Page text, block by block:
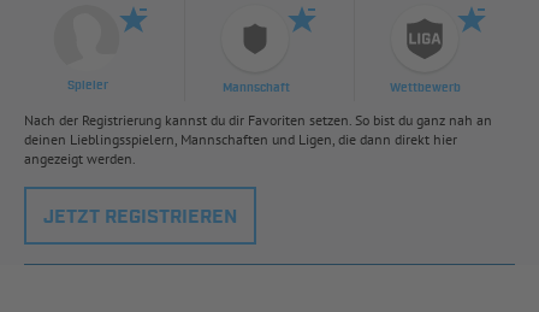
Spieler Mannschaft Wettbewerb
Nach der Registrierung kannst du dir Favoriten setzen. So bist du ganz nah an
deinen Lieblingsspielern, Mannschaften und Ligen, die dann direkt hier
angezeigt werden.
JETZT REGISTRIEREN